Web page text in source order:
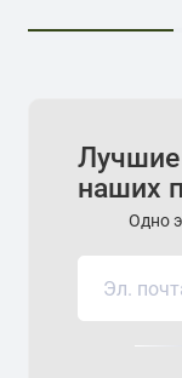
наших
Одно